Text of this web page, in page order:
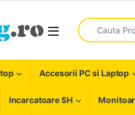
Open
Search for:
Accesorii PC si Laptop
Incarcatoare SH